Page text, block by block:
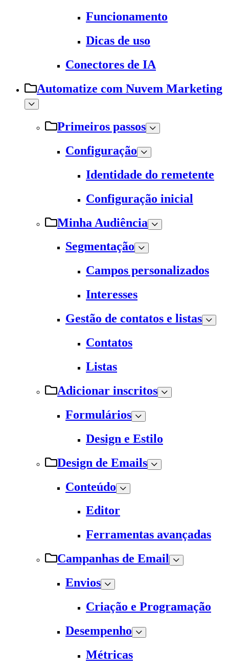
Funcionamento
Dicas de uso
Conectores de IA
Automatize com Nuvem Marketing
Primeiros passos
Configuração
Identidade do remetente
Configuração inicial
Minha Audiência
Segmentação
Campos personalizados
Interesses
Gestão de contatos e listas
Contatos
Listas
Adicionar inscritos
Formulários
Design e Estilo
Design de Emails
Conteúdo
Editor
Ferramentas avançadas
Campanhas de Email
Envios
Criação e Programação
Desempenho
Métricas